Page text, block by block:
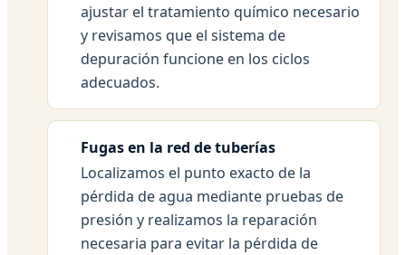
ajustar el tratamiento químico necesario
y revisamos que el sistema de
depuración funcione en los ciclos
adecuados.
Fugas en la red de tuberías
Localizamos el punto exacto de la
pérdida de agua mediante pruebas de
presión y realizamos la reparación
necesaria para evitar la pérdida de